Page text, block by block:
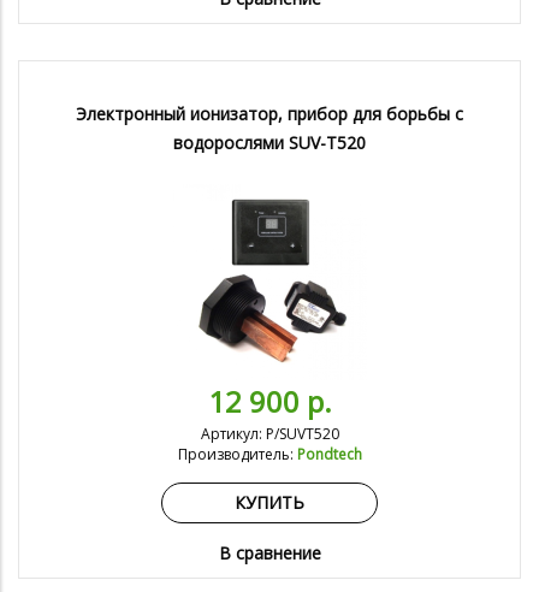
Электронный ионизатор, прибор для борьбы с
водорослями SUV-T520
12 900 р.
Артикул: P/SUVT520
Производитель: Pondtech
КУПИТЬ
В сравнение